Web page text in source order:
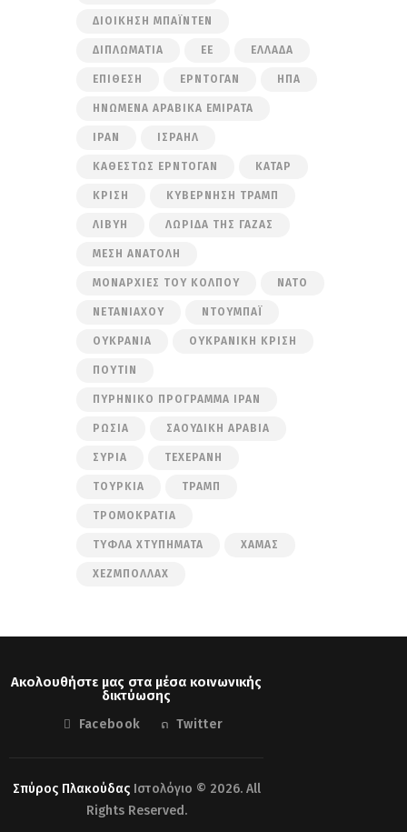
ΔΙΟΊΚΗΣΗ ΜΠΆΙΝΤΕΝ
ΔΙΠΛΩΜΑΤΊΑ ΕΕ ΕΛΛΆΔΑ
ΕΠΊΘΕΣΗ ΕΡΝΤΟΓΆΝ ΗΠΑ
ΗΝΩΜΈΝΑ ΑΡΑΒΙΚΆ ΕΜΙΡΆΤΑ
ΙΡΆΝ ΙΣΡΑΉΛ
ΚΑΘΕΣΤΏΣ ΕΡΝΤΟΓΆΝ ΚΑΤΆΡ
ΚΡΊΣΗ ΚΥΒΈΡΝΗΣΗ ΤΡΑΜΠ
ΛΙΒΎΗ ΛΩΡΊΔΑ ΤΗΣ ΓΆΖΑΣ
ΜΈΣΗ ΑΝΑΤΟΛΉ
ΜΟΝΑΡΧΊΕΣ ΤΟΥ ΚΌΛΠΟΥ ΝΑΤΟ
ΝΕΤΑΝΙΆΧΟΥ ΝΤΟΥΜΠΆΙ
ΟΥΚΡΑΝΊΑ ΟΥΚΡΑΝΙΚΉ ΚΡΊΣΗ
ΠΟΎΤΙΝ
ΠΥΡΗΝΙΚΌ ΠΡΌΓΡΑΜΜΑ ΙΡΆΝ
ΡΩΣΊΑ ΣΑΟΥΔΙΚΉ ΑΡΑΒΊΑ
ΣΥΡΊΑ ΤΕΧΕΡΆΝΗ
ΤΟΥΡΚΊΑ ΤΡΑΜΠ
ΤΡΟΜΟΚΡΑΤΊΑ
ΤΥΦΛΆ ΧΤΥΠΉΜΑΤΑ ΧΑΜΆΣ
ΧΕΖΜΠΟΛΛΆΧ
Ακολουθήστε μας στα μέσα κοινωνικής
δικτύωσης
Facebook Twitter
Σπύρος ΠλακούδαςΙστολόγιο © 2026. All
Rights Reserved.